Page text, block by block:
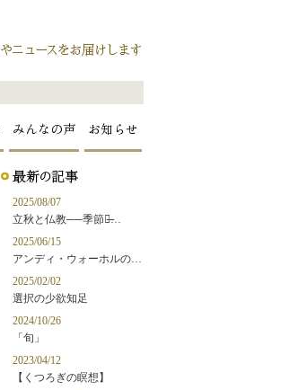
みんなの声 お知らせ
2025/08/07
立秋と仏教──季節の̶…
2025/06/15
アンディ・ウォーホルの…
2025/02/02
選択の少欲知足
2024/10/26
「旬」
2023/04/12
【くつろぎの瞑想】